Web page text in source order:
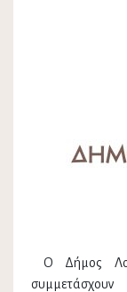
Ο Δήμος